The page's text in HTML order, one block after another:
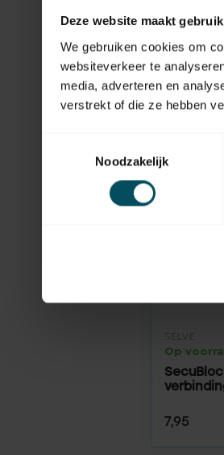
Deze website maakt
We gebruiken cookies om
websiteverkeer te
media, adverteren en
verstrekt of die ze hebben
Noodzakelijk
3,50
Op
7,95